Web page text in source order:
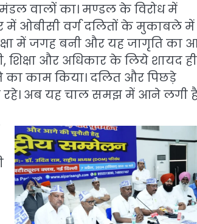
वालों का। मण्डल के विरोध में
में ओबीसी वर्ग दलितों के मुकाबले में
में जगह बनी और यह जागृति का
और अधिकार के लिये शायद ही
का काम किया। दलित और पिछड़े
अब यह चाल समझ में आने लगी